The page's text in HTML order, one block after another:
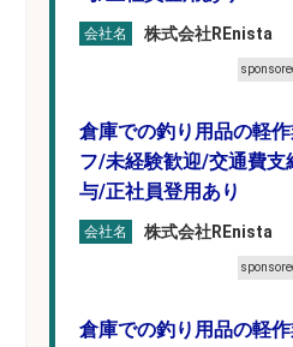
会社名 株式会社REnista
倉庫での釣り用品の軽
フ/未経験歓迎/交通費支
与/正社員登用あり
会社名 株式会社REnista
倉庫での釣り用品の軽